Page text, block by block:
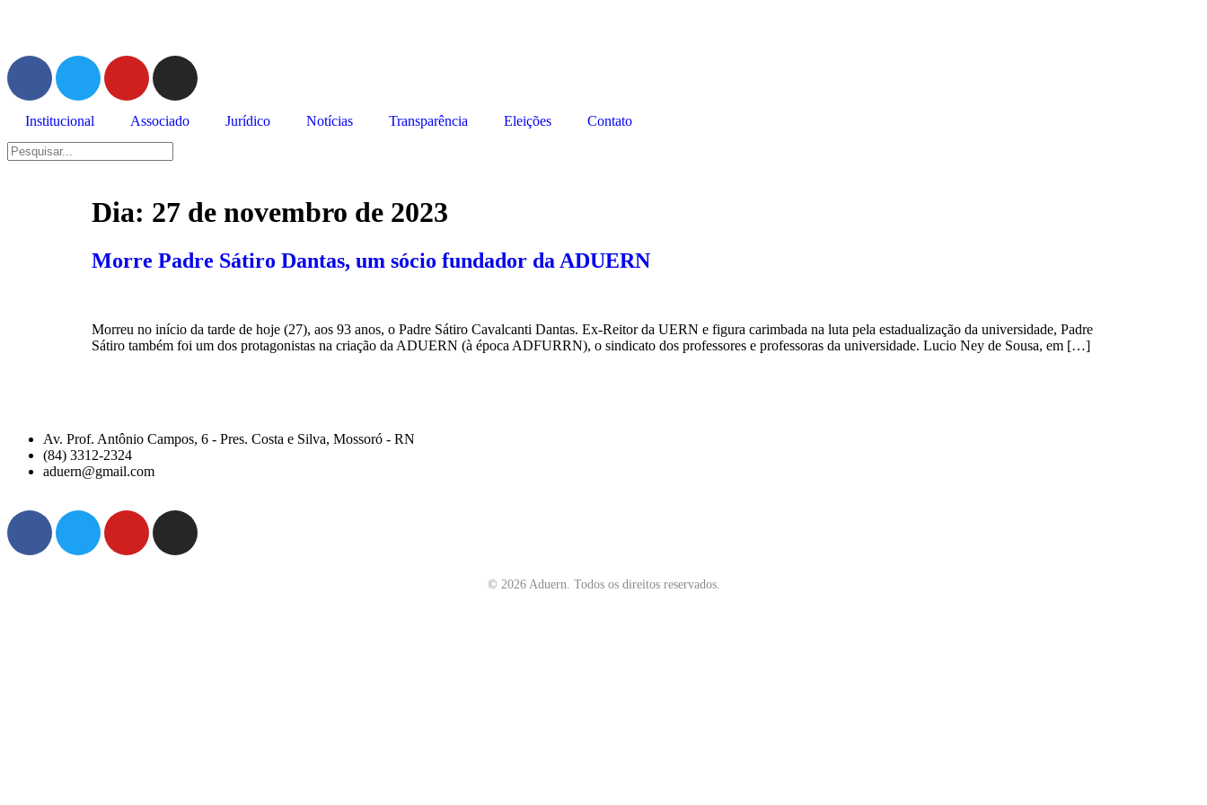
Institucional Associado Jurídico Notícias Transparência Eleições Contato
Dia: 27 de novembro de 2023
Morre Padre Sátiro Dantas, um sócio fundador da ADUERN
Morreu no início da tarde de hoje (27), aos 93 anos, o Padre Sátiro Cavalcanti Dantas. Ex-Reitor da UERN e figura carimbada na luta pela estadualização da universidade, Padre
Sátiro também foi um dos protagonistas na criação da ADUERN (à época ADFURRN), o sindicato dos professores e professoras da universidade. Lucio Ney de Sousa, em […]
Av. Prof. Antônio Campos, 6 - Pres. Costa e Silva, Mossoró - RN
(84) 3312-2324
aduern@gmail.com
© 2026Aduern. Todos os direitos reservados.